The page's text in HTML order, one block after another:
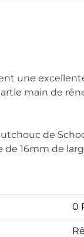
une
main de
de
de 16mm de
0